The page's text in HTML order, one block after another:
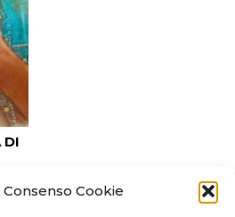
Consenso Cookie
DI